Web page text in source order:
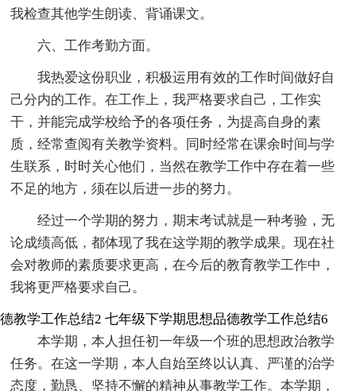
我检查其他学生朗读、背诵课文。
六、工作考勤方面。
我热爱这份职业，积极运用有效的工作时间做好自
己分内的工作。在工作上，我严格要求自己，工作实
干，并能完成学校给予的各项任务，为提高自身的素
质，经常查阅有关教学资料。同时经常在课余时间与学
生联系，时时关心他们，当然在教学工作中存在着一些
不足的地方，须在以后进一步的努力。
经过一个学期的努力，期末考试就是一种考验，无
论成绩高低，都体现了我在这学期的教学成果。现在社
会对教师的素质要求更高，在今后的教育教学工作中，
我将更严格要求自己。
德教学工作总结2
本学期，本人担任初一年级一个班的思想政治教学
任务。在这一学期，本人自始至终以认真、严谨的治学
态度，勤恳、坚持不懈的精神从事教学工作。本学期，
七年级下学期思想品德教学工作总结6